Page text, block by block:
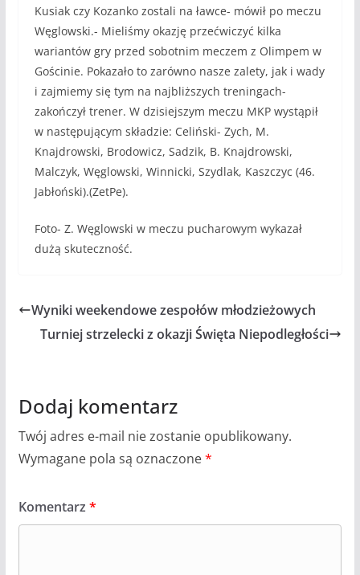
Kusiak czy Kozanko zostali na ławce- mówił po meczu
Węglowski.- Mieliśmy okazję przećwiczyć kilka
wariantów gry przed sobotnim meczem z Olimpem w
Gościnie. Pokazało to zarówno nasze zalety, jak i wady
i zajmiemy się tym na najbliższych treningach-
zakończył trener. W dzisiejszym meczu MKP wystąpił
w następującym składzie: Celiński- Zych, M.
Knajdrowski, Brodowicz, Sadzik, B. Knajdrowski,
Malczyk, Węglowski, Winnicki, Szydlak, Kaszczyc (46.
Jabłoński).(ZetPe).
Foto- Z. Węglowski w meczu pucharowym wykazał
dużą skuteczność.
Wyniki weekendowe zespołów młodzieżowych
Turniej strzelecki z okazji Święta Niepodległości
Dodaj komentarz
Twój adres e-mail nie zostanie opublikowany.
Wymagane pola są oznaczone*
Komentarz *